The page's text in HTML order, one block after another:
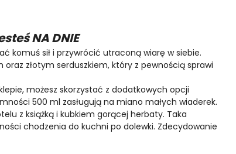
NA DNIE
komuś sił i przywrócić utraconą wiarę w siebie.
złotym serduszkiem, który z pewnością sprawi
możesz skorzystać z dodatkowych opcji
500 ml zasługują na miano małych wiaderek.
z książką i kubkiem gorącej herbaty. Taka
chodzenia do kuchni po dolewki. Zdecydowanie